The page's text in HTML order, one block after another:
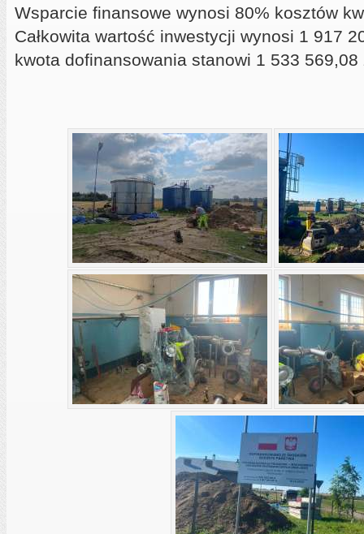
Wsparcie finansowe wynosi 80% kosztów
Całkowita wartość inwestycji wynosi 1 917
kwota dofinansowania stanowi 1 533 569,08